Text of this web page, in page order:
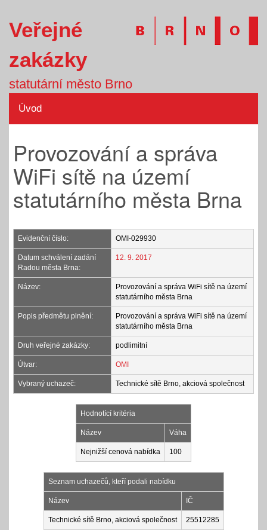
Veřejné
zakázky
statutární město Brno
Úvod
Provozování a správa
WiFi sítě na území
statutárního města Brna
Evidenční číslo: OMI-029930
Datum schválení zadání
Radou města Brna:
12. 9. 2017
Název:
Provozování a správa WiFi sítě na území
statutárního města Brna
Popis předmětu plnění:
Provozování a správa WiFi sítě na území
statutárního města Brna
Druh veřejné zakázky: podlimitní
Útvar: OMI
Vybraný uchazeč: Technické sítě Brno, akciová společnost
Hodnotící kritéria
Název Váha
Nejnižší cenová nabídka 100
Seznam uchazečů, kteří podali nabídku
Název IČ
Technické sítě Brno, akciová společnost 25512285